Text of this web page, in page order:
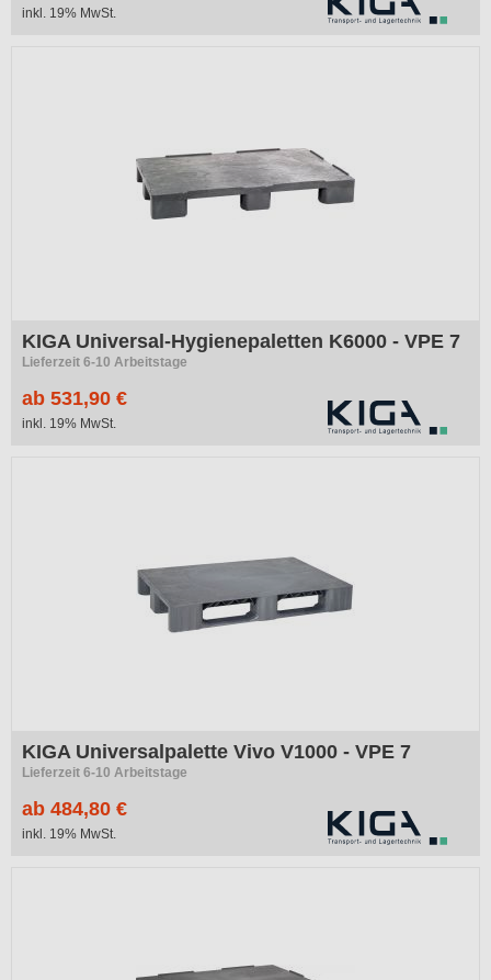
inkl. 19% MwSt.
KIGA Universal-Hygienepaletten K6000 - VPE 7
Lieferzeit 6-10 Arbeitstage
ab 531,90 €
inkl. 19% MwSt.
KIGA Universalpalette Vivo V1000 - VPE 7
Lieferzeit 6-10 Arbeitstage
ab 484,80 €
inkl. 19% MwSt.